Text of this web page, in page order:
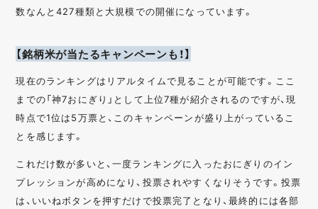
数なんと427種類と大規模での開催になっています。
【銘柄米が当たるキャンペーンも！】
現在のランキングはリアルタイムで見ることが可能です。ここ
までの「神7おにぎり」として上位7種が紹介されるのですが、現
時点で1位は5万票と、このキャンペーンが盛り上がっているこ
とを感じます。
これだけ数が多いと、一度ランキングに入ったおにぎりのイン
プレッションが高めになり、投票されやすくなりそうです。投票
は、いいねボタンを押すだけで投票完了となり、最終的には各部